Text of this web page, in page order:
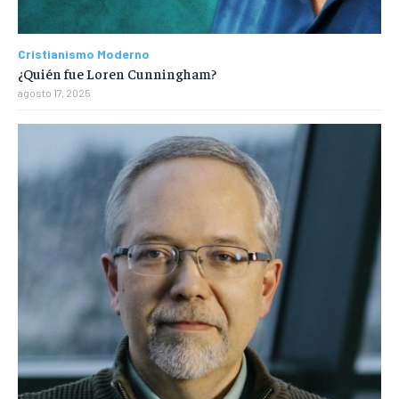
Cristianismo Moderno
¿Quién fue Loren Cunningham?
agosto 17, 2025